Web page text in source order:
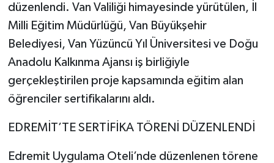
düzenlendi. Van Valiliği himayesinde yürütülen, İl
Milli Eğitim Müdürlüğü, Van Büyükşehir
Belediyesi, Van Yüzüncü Yıl Üniversitesi ve Doğu
Anadolu Kalkınma Ajansı iş birliğiyle
gerçekleştirilen proje kapsamında eğitim alan
öğrenciler sertifikalarını aldı.
EDREMİT’TE SERTİFİKA TÖRENİ DÜZENLENDİ
Edremit Uygulama Oteli’nde düzenlenen törene